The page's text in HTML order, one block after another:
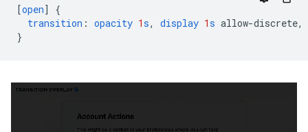
[open]
{
transition : opacity 1s, display 1s allow-discrete,
}